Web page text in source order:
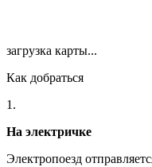
загрузка карты...
Как добраться
1.
На электричке
Электропоезд